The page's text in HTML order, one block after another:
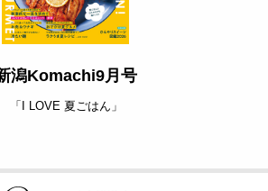
潟Komachi9月号
「I LOVE 夏ごはん」